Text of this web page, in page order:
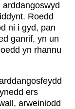
Roedd
ni i gyd, pan
ganrif, yn un
yn rhannu
ers
arweiniodd